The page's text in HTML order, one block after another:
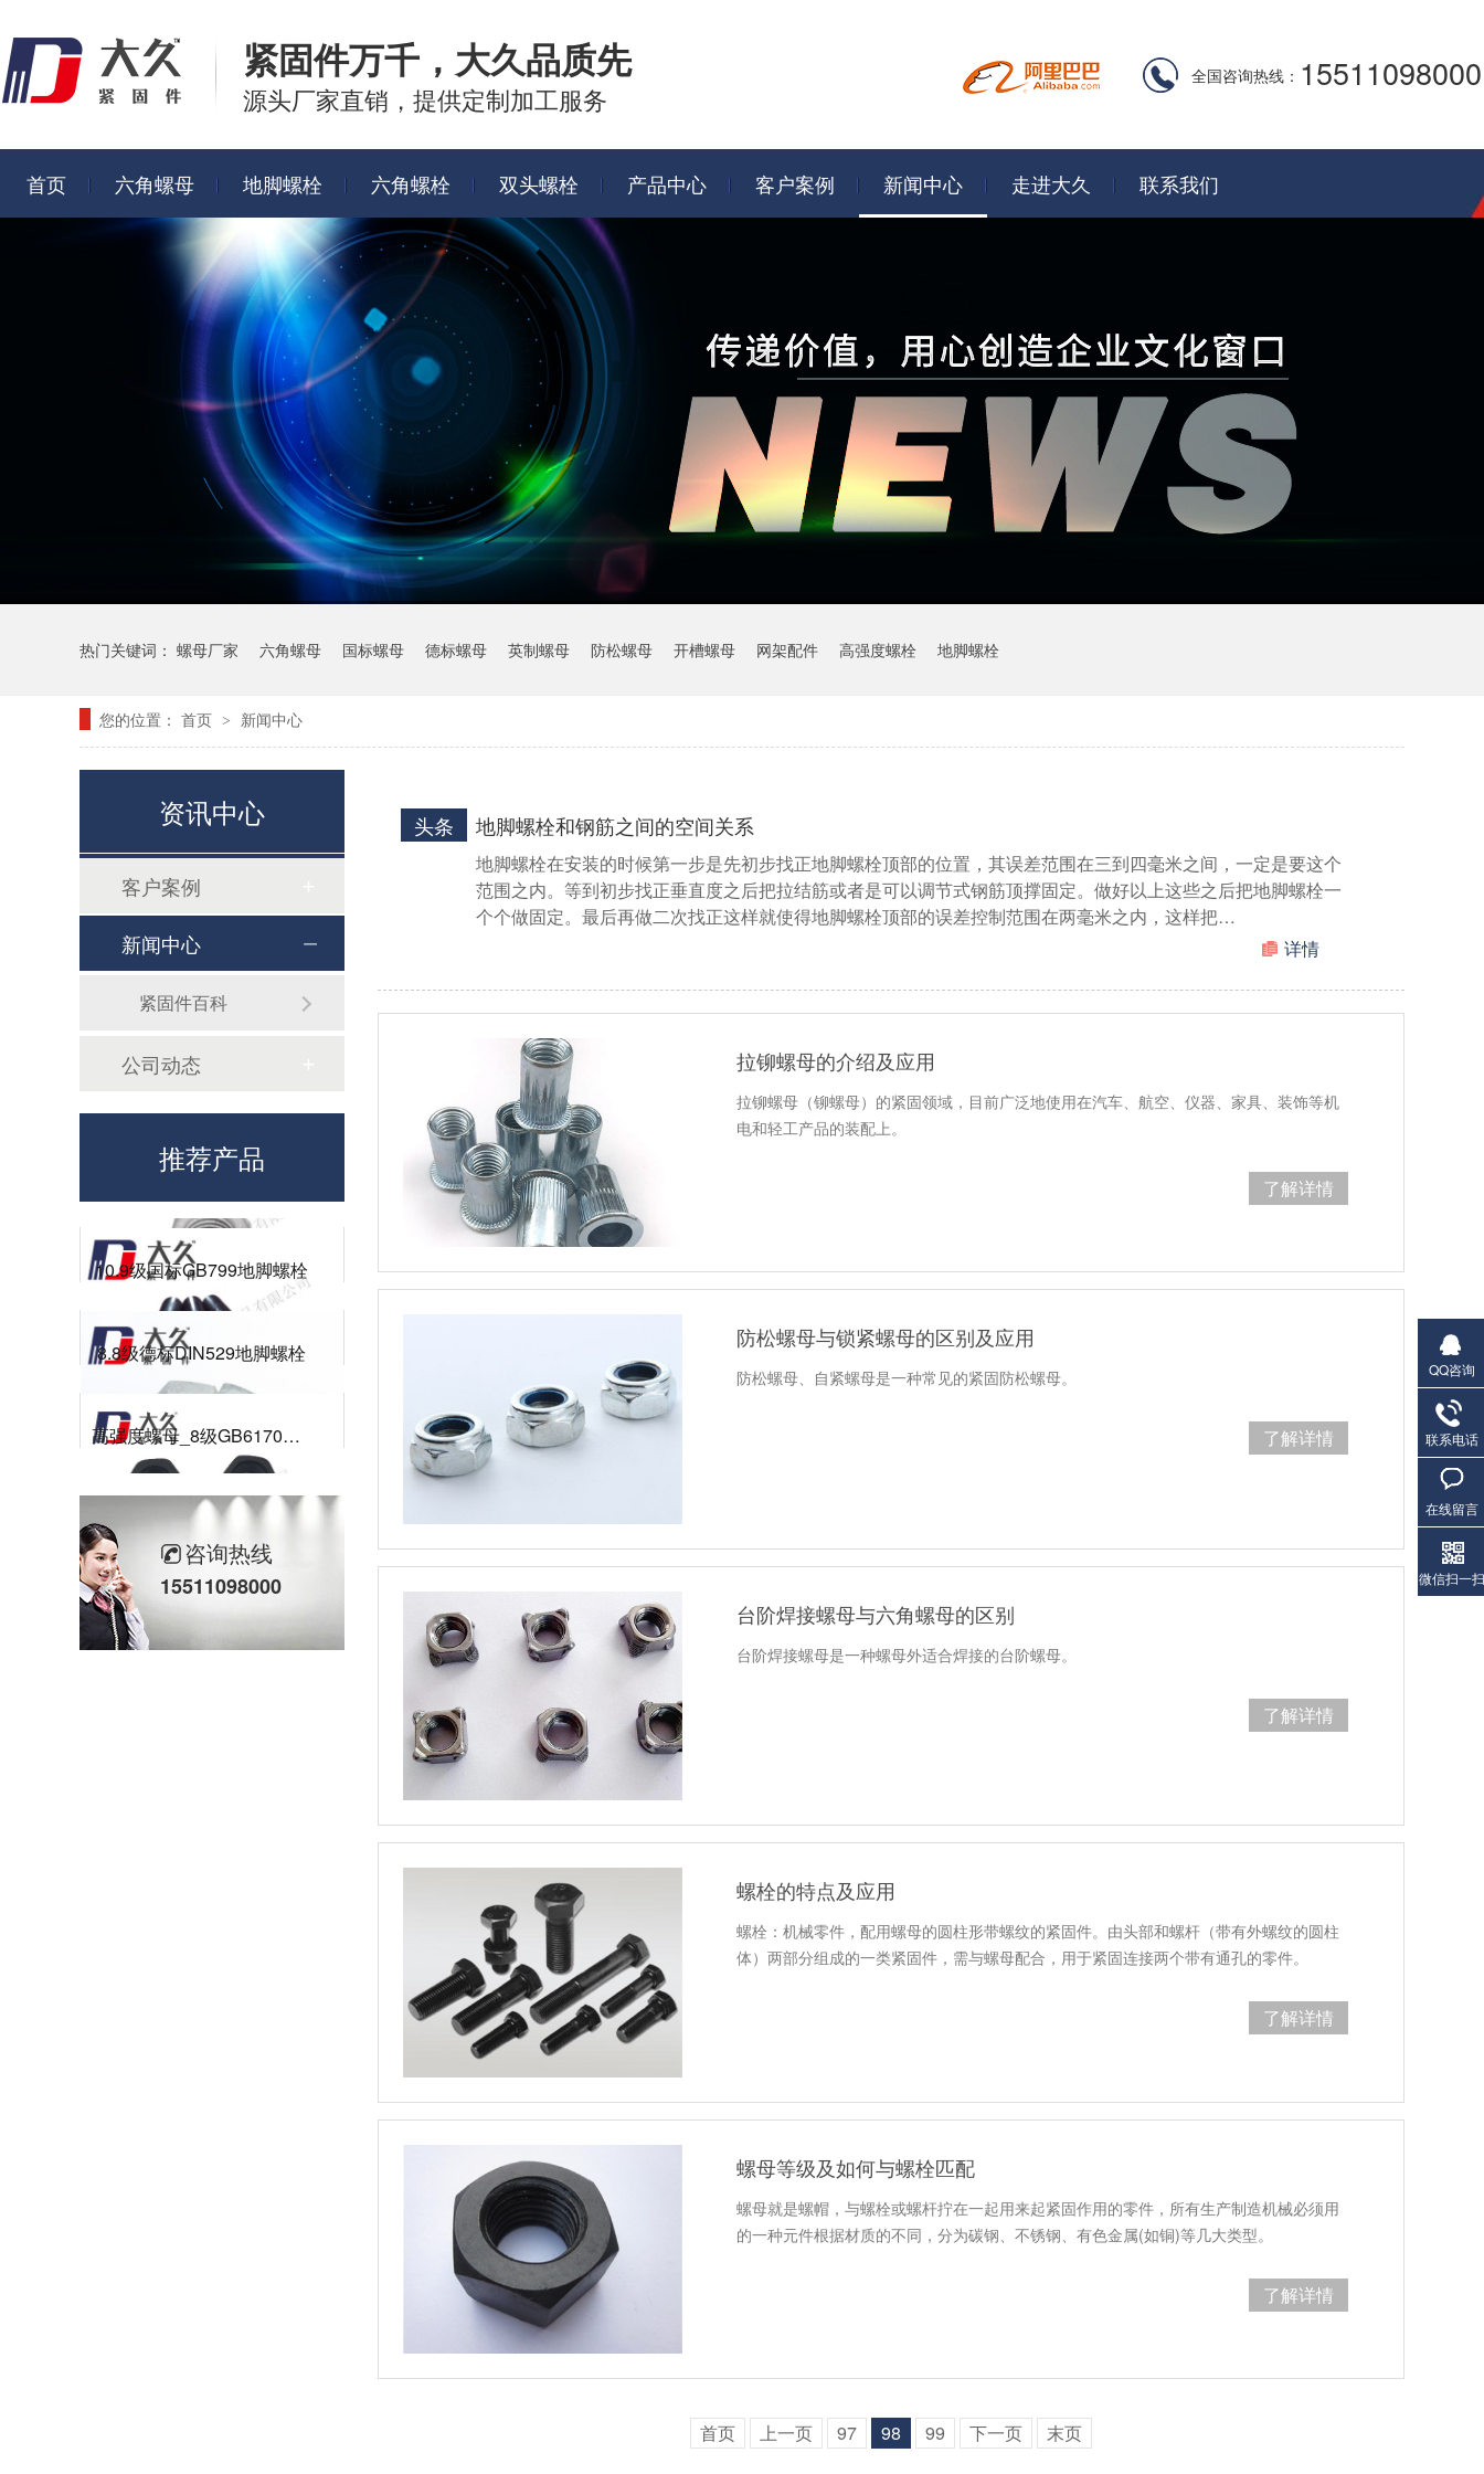
紧固件万千， 大久品质先
源头厂家直销，提供定制加工服务
全国咨询热线： 15511098000
首页 六角螺母 地脚螺栓 六角螺栓 双头螺栓 产品中心 客户案例 新闻中心 走进大久 联系我们
热门关键词： 螺母厂家 六角螺母 国标螺母 德标螺母 英制螺母 防松螺母 开槽螺母 网架配件 高强度螺栓 地脚螺栓
您的位置： 首页 > 新闻中心
地脚螺栓和钢筋之间的空间关系
头条
地脚螺栓在安装的时候第一步是先初步找正地脚螺栓顶部的位置，其误差范围在三到四毫米之间，一定是要这个
范围之内。等到初步找正垂直度之后把拉结筋或者是可以调节式钢筋顶撑固定。做好以上这些之后把地脚螺栓一
个个做固定。最后再做二次找正这样就使得地脚螺栓顶部的误差控制范围在两毫米之内，这样把…
详情
拉铆螺母的介绍及应用
拉铆螺母（铆螺母）的紧固领域，目前广泛地使用在汽车、航空、仪器、家具、装饰等机
电和轻工产品的装配上。
了解详情
防松螺母与锁紧螺母的区别及应用
防松螺母、自紧螺母是一种常见的紧固防松螺母。
了解详情
台阶焊接螺母与六角螺母的区别
台阶焊接螺母是一种螺母外适合焊接的台阶螺母。
了解详情
螺栓的特点及应用
螺栓：机械零件，配用螺母的圆柱形带螺纹的紧固件。由头部和螺杆（带有外螺纹的圆柱
体）两部分组成的一类紧固件，需与螺母配合，用于紧固连接两个带有通孔的零件。
了解详情
螺母等级及如何与螺栓匹配
螺母就是螺帽，与螺栓或螺杆拧在一起用来起紧固作用的零件，所有生产制造机械必须用
的一种元件根据材质的不同，分为碳钢、不锈钢、有色金属(如铜)等几大类型。
了解详情
首页 上一页 97 98 99 下一页 末页
资讯中心
客户案例
新闻中心
紧固件百科
公司动态
推荐产品
8.8级GB5786细牙发黑六角螺栓
GB6172镀锌六角薄螺母
10.9级国标GB799地脚螺栓
8.8级德标DIN529地脚螺栓
10.9级GB5785细牙发黑六角螺栓
GB6170热镀锌六角螺母
咨询热线
15511098000
QQ咨询
联系电话
在线留言
微信扫一扫